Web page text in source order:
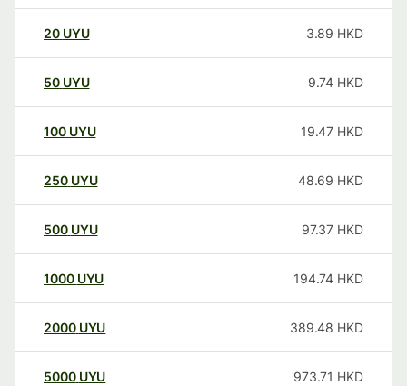
20 UYU 3.89 HKD
50 UYU 9.74 HKD
100 UYU 19.47 HKD
250 UYU 48.69 HKD
500 UYU 97.37 HKD
1000 UYU 194.74 HKD
2000 UYU 389.48 HKD
5000 UYU 973.71 HKD